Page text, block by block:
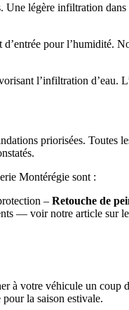
Une légère infiltration
pour l’humidité.
l’infiltration d’eau.
priorisées.
Montérégie sont :
– Retouche de
— voir notre article sur le
à votre véhicule un
la saison estivale.